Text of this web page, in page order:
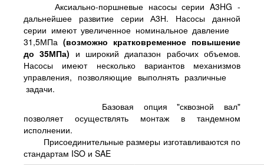
Аксиально-поршневые насосы серии A3HG -
дальнейшее развитие серии А3Н. Насосы данной
серии имеют увеличенное номинальное давление
31,5МПа (возможно кратковременное повышение
до 35МПа) и широкий диапазон рабочих объемов.
Насосы имеют несколько вариантов механизмов
управления, позволяющие выполнять различные
задачи.
Базовая опция "сквозной вал"
позволяет осуществлять монтаж в тандемном
исполнении.
Присоединительные размеры изготавливаются по
стандартам ISO и SAE